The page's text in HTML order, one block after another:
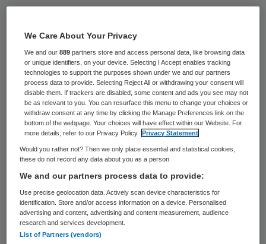
ministerie van Volksgezondheid, Welzijn en
Sport geeft woensdag het startsein voor
een nieuwe fase in het onderzoek
Generation R van het Erasmus MC. Dat gaat
zich nu richten op de leefstijl, gezondheid
en ontwikkeling van tieners in Rotterdam.
Het ministerie van Volksgezondheid, Welzijn
en Sport investeert 4 miljoen euro in het
onderzoek.
De kinderen doen al sinds de zwangerschap
van hun moeder mee aan Generation R, een
langlopend onderzoek naar een nieuwe
We Care About Your Privacy
We and our889 partners store and access personal data, like browsing data
or unique identifiers, on your device. Selecting I Accept enables tracking
technologies to support the purposes shown under we and our partners
process data to provide. Selecting Reject All or withdrawing your consent will
disable them. If trackers are disabled, some content and ads you see may not
be as relevant to you. You can resurface this menu to change your choices or
withdraw consent at any time by clicking the Manage Preferences link on the
bottom of the webpage. Your choices will have effect within our Website. For
more details, refer to our Privacy Policy.
Privacy Statement
Would you rather not? Then we only place essential and statistical cookies,
these do not record any data about you as a person
We and our partners process data to provide:
Use precise geolocation data. Actively scan device characteristics for
identification. Store and/or access information on a device. Personalised
advertising and content, advertising and content measurement, audience
research and services development.
List of Partners (vendors)